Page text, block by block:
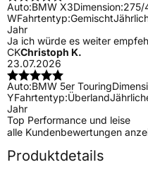
Auto:BMW X3Dimension:275/
WFahrtentyp:Gemischt
Jahr
Ja ich würde es weiter
CKChristoph K.
23.07.2026
Auto:BMW 5er Touring
YFahrtentyp:Überland
Jahr
Top Performance und leise
alle Kundenbewertungen
Produktdetails